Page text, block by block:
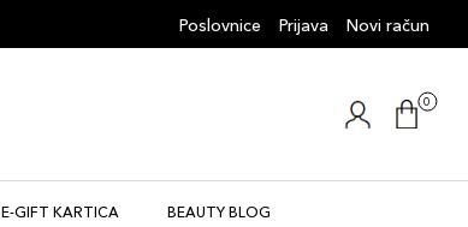
Poslovnice Prijava Novi račun
0
E-GIFT KARTICA BEAUTY BLOG